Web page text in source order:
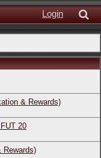
Login
& Rewards)
20
Rewards)